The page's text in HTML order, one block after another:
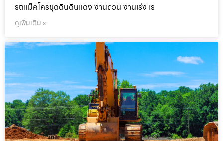
รถแม็คโครขุดดินดินแดง งานด่วน งานเร่ง เร
ดูเพิ่มเติม »